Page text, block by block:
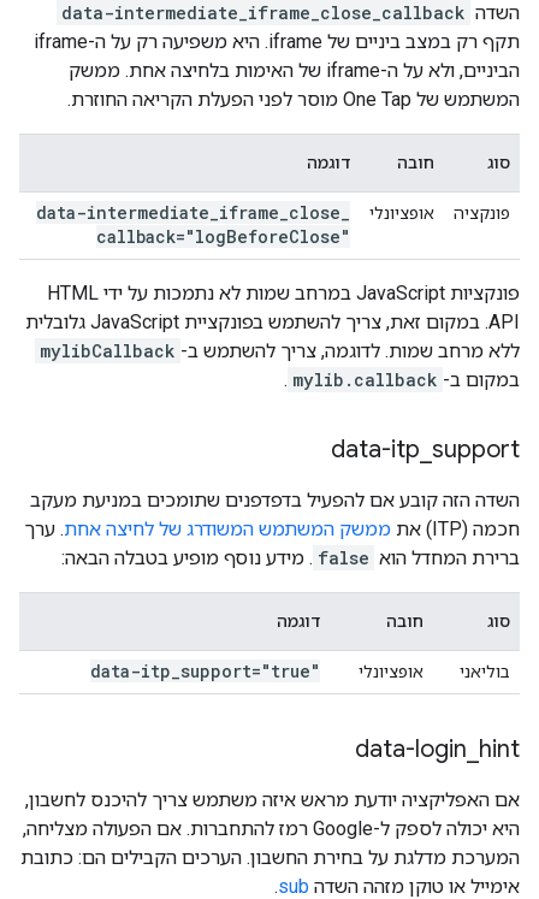
השדה data-intermediate_iframe_close_callback
תקף רק במצב ביניים של iframe. היא משפיעה רק על ה-iframe
הביניים, ולא על ה-iframe של האימות בלחיצה אחת. ממשק
המשתמש של One Tap מוסר לפני הפעלת הקריאה החוזרת.
סוג חובה דוגמה
פונקציה אופציונלי data-intermediate iframe close
callback="logBeforeClose"
פונקציות JavaScript במרחב שמות לא נתמכות על ידי HTML
API. במקום זאת, צריך להשתמש בפונקציית JavaScript גלובלית
ללא מרחב שמות. לדוגמה, צריך להשתמש ב- mylibCallback
במקום ב- mylib.callback
.
data-itp support
השדה הזה קובע אם להפעיל בדפדפנים שתומכים במניעת מעקב
חכמה (ITP) את
ממשק המשתמש המשודרג של לחיצה אחת. ערך
ברירת המחדל הוא false . מידע נוסף מופיע בטבלה הבאה:
סוג חובה דוגמה
בוליאני אופציונלי data-itp support="true"
data-login hint
אם האפליקציה יודעת מראש איזה משתמש צריך להיכנס לחשבון,
היא יכולה לספק ל-Google רמז להתחברות. אם הפעולה מצליחה,
המערכת מדלגת על בחירת החשבון. הערכים הקבילים הם: כתובת
אימייל או טוקן מזהה השדה sub
.